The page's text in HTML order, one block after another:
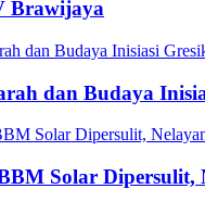
Brawijaya
dan Budaya
Solar Dipersulit,